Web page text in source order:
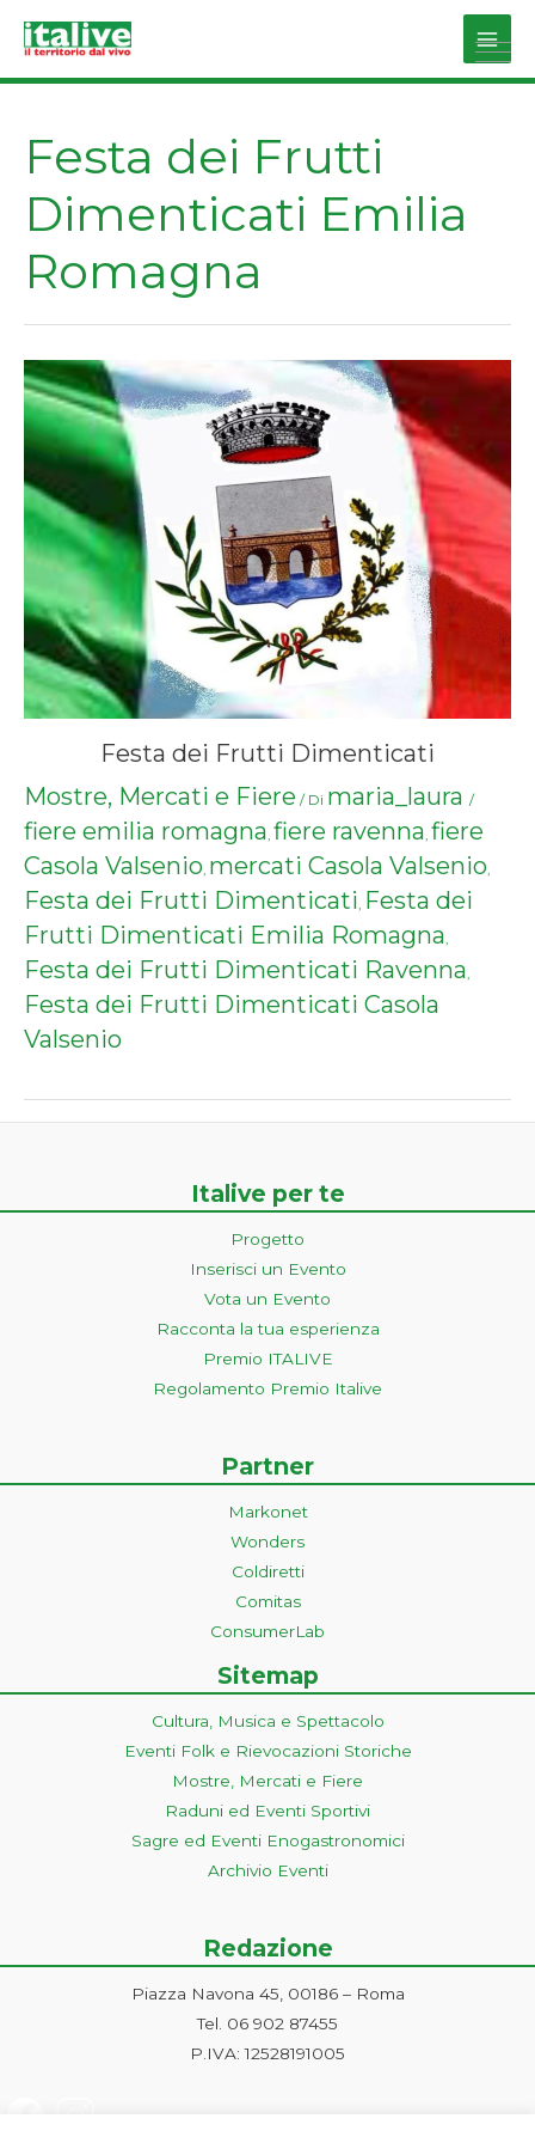
Main
Festa dei Frutti
Dimenticati Emilia
Romagna
Festa dei Frutti Dimenticati
Mostre, Mercati e Fiere / Di maria_laura /
fiere emilia romagna, fiere ravenna, fiere
Casola Valsenio, mercati Casola Valsenio,
Festa dei Frutti Dimenticati, Festa dei
Frutti Dimenticati Emilia Romagna,
Festa dei Frutti Dimenticati Ravenna,
Festa dei Frutti Dimenticati Casola
Valsenio
Italive per te
Progetto
Inserisci un Evento
Vota un Evento
Racconta la tua esperienza
Premio ITALIVE
Regolamento Premio Italive
Partner
Markonet
Wonders
Coldiretti
Comitas
ConsumerLab
Sitemap
Cultura, Musica e Spettacolo
Eventi Folk e Rievocazioni Storiche
Mostre, Mercati e Fiere
Raduni ed Eventi Sportivi
Sagre ed Eventi Enogastronomici
Archivio Eventi
Redazione
Piazza Navona 45, 00186 – Roma
Tel. 06 902 87455
P.IVA: 12528191005